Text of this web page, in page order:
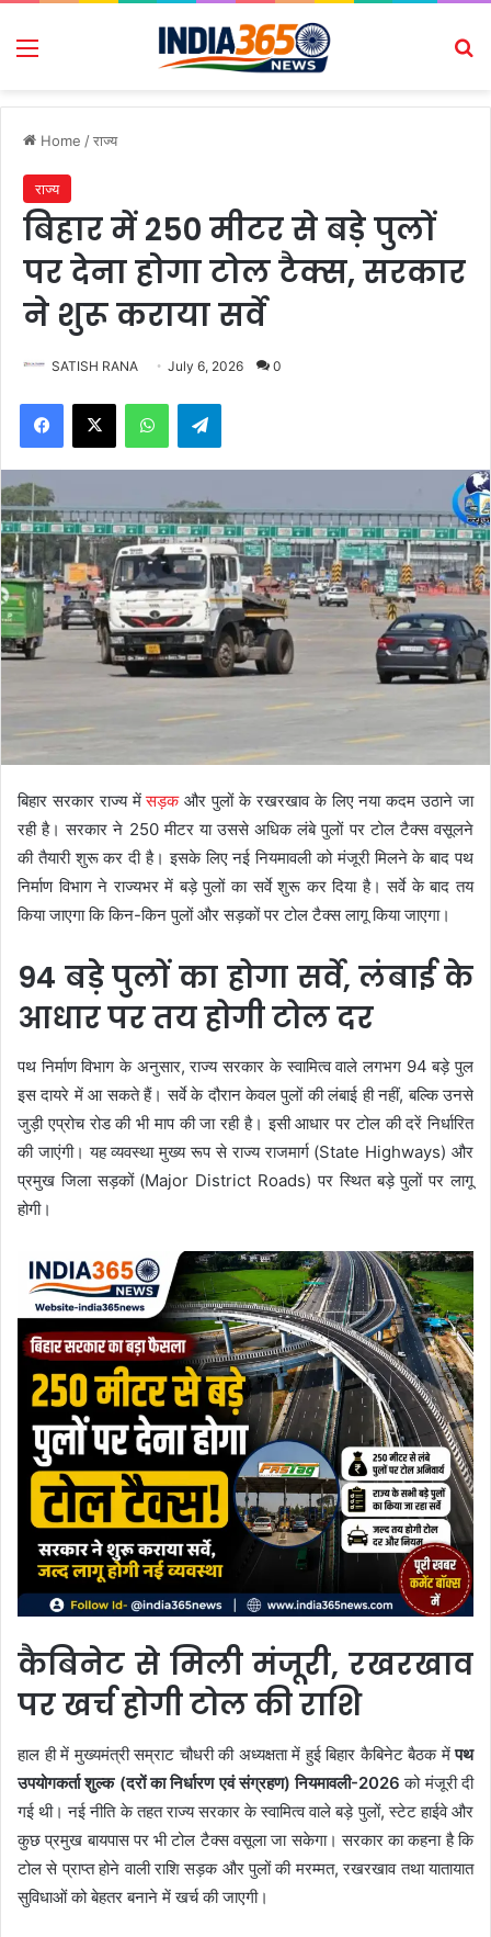
Menu
Home /राज्य
राज्य
बिहार में 250 मीटर से बड़े पुलों
पर देना होगा टोल टैक्स, सरकार
ने शुरू कराया सर्वे
SATISH RANA July 6, 2026 0
Facebook
X WhatsAppTelegram
बिहार सरकार राज्य मेंसड़कऔर पुलों के रखरखाव के लिए नया कदम उठाने जा
रही है। सरकार ने 250 मीटर या उससे अधिक लंबे पुलों पर टोल टैक्स वसूलने
की तैयारी शुरू कर दी है। इसके लिए नई नियमावली को मंजूरी मिलने के बाद पथ
निर्माण विभाग ने राज्यभर में बड़े पुलों का सर्वे शुरू कर दिया है। सर्वे के बाद तय
किया जाएगा कि किन-किन पुलों और सड़कों पर टोल टैक्स लागू किया जाएगा।
94 बड़े पुलों का होगा सर्वे, लंबाई के
आधार पर तय होगी टोल दर
पथ निर्माण विभाग के अनुसार, राज्य सरकार के स्वामित्व वाले लगभग 94 बड़े पुल
इस दायरे में आ सकते हैं। सर्वे के दौरान केवल पुलों की लंबाई ही नहीं, बल्कि उनसे
जुड़ी एप्रोच रोड की भी माप की जा रही है। इसी आधार पर टोल की दरें निर्धारित
की जाएंगी। यह व्यवस्था मुख्य रूप से राज्य राजमार्ग (State Highways) और
प्रमुख जिला सड़कों (Major District Roads) पर स्थित बड़े पुलों पर लागू
होगी।
कैबिनेट से मिली मंजूरी, रखरखाव
पर खर्च होगी टोल की राशि
हाल ही में मुख्यमंत्री सम्राट चौधरी की अध्यक्षता में हुई बिहार कैबिनेट बैठक मेंपथ
उपयोगकर्ता शुल्क (दरों का निर्धारण एवं संग्रहण) नियमावली-2026 को मंजूरी दी
गई थी। नई नीति के तहत राज्य सरकार के स्वामित्व वाले बड़े पुलों, स्टेट हाईवे और
कुछ प्रमुख बायपास पर भी टोल टैक्स वसूला जा सकेगा। सरकार का कहना है कि
टोल से प्राप्त होने वाली राशि सड़क और पुलों की मरम्मत, रखरखाव तथा यातायात
सुविधाओं को बेहतर बनाने में खर्च की जाएगी।